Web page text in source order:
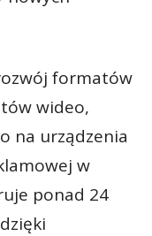
formatów
wideo,
na urządzenia
w
ponad 24